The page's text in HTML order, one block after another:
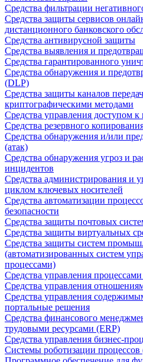
Средства фильтрации
Средства защиты сервисов
дистанционного банковского
Средства антивирусной защиты
Средства выявления и
Средства гарантированного
Средства обнаружения и
(DLP)
Средства защиты каналов
криптографическими методами
Средства управления доступом
Средства резервного
Средства обнаружения и/или
(атак)
Средства обнаружения угроз и
инцидентов
Средства администрирования и
циклом ключевых носителей
Средства автоматизации
безопасности
Средства защиты почтовых
Средства защиты виртуальных
Средства защиты систем
(автоматизированных систем
процессами)
Средства управления
Средства управления
Средства управления
портальные решения
Средства финансового
трудовыми ресурсами (ERP)
Средства управления бизнес-
Системы роботизации процессов